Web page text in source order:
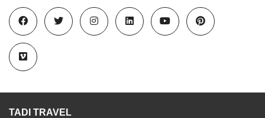
TADI TRAVEL